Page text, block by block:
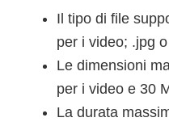
Il tipo di file
per i video; .jpg
Le dimensioni
per i video e 30
La durata